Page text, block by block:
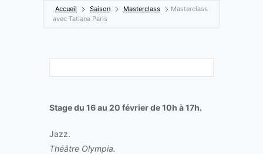
Accueil Saison Masterclass
Masterclass
avec Tatiana Paris
Stage du 16 au 20 février de 10h à 17h.
Jazz.
Théâtre Olympia.